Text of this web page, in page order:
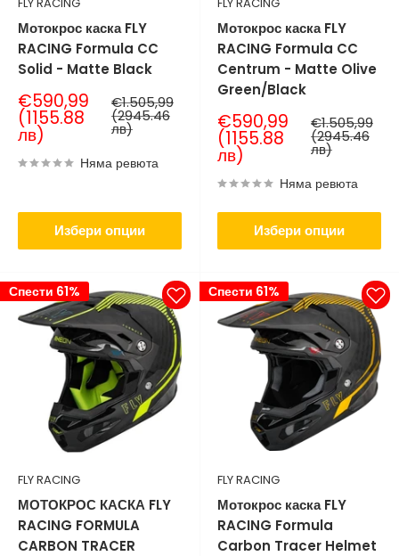
Мотокрос каска FLY
RACING Formula CC
Solid - Matte Black
Продажна
цена
€590,99
(1155.88
лв)
Нормална
цена
€1.505,99
(2945.46
лв)
Няма ревюта
Избери опции
Мотокрос каска FLY
RACING Formula CC
Centrum - Matte Olive
Green/Black
Продажна
цена
€590,99
(1155.88
лв)
Нормална
цена
€1.505,99
(2945.46
лв)
Няма ревюта
Избери опции
Спести 61%
FLY RACING
МОТОКРОС КАСКА FLY
RACING FORMULA
CARBON TRACER
Спести 61%
FLY RACING
Мотокрос каска FLY
RACING Formula
Carbon Tracer Helmet